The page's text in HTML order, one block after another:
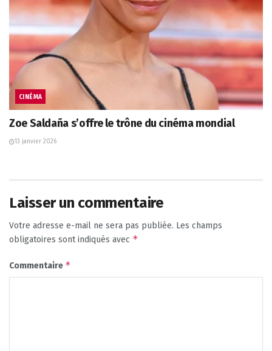
CINÉMA
Zoe Saldaña s’offre le trône du cinéma mondial
13 janvier 2026
Laisser un commentaire
Votre adresse e-mail ne sera pas publiée. Les champs
obligatoires sont indiqués avec *
Commentaire *